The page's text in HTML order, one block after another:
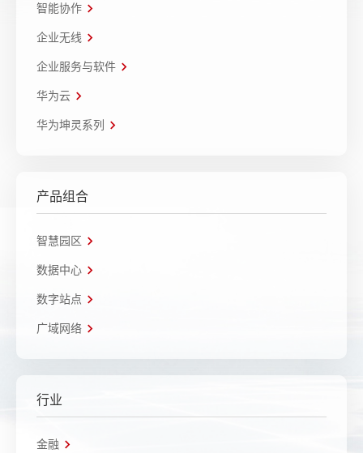
智能协作
企业无线
企业服务与软件
华为云
华为坤灵系列
产品组合
智慧园区
数据中心
数字站点
广域网络
行业
金融